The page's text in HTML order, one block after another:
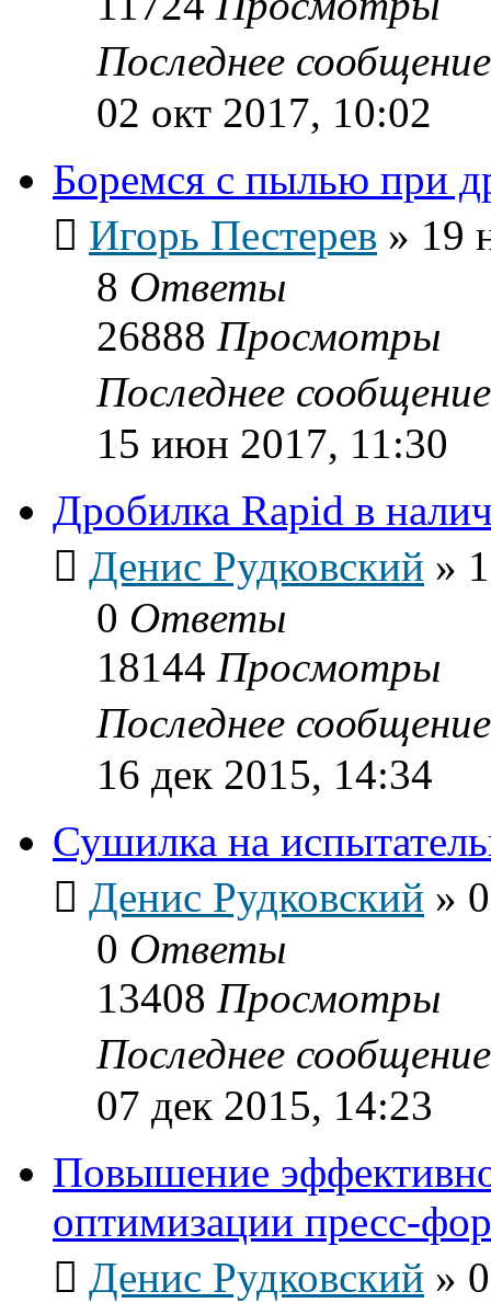
Последнее
02 окт 2017, 10:02
Боремся с пылью при
Игорь Пестерев » 19
8 Ответы
26888 Просмотры
Последнее
15 июн 2017, 11:30
Дробилка Rapid в
Денис Рудковский »
0 Ответы
18144 Просмотры
Последнее
16 дек 2015, 14:34
Сушилка на
Денис Рудковский »
0 Ответы
13408 Просмотры
Последнее
07 дек 2015, 14:23
Повышение
оптимизации пресс-
Денис Рудковский »